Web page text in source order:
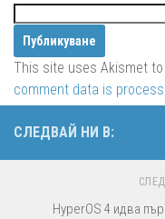
This site uses Akismet
comment data is
СЛЕДВАЙ НИ В:
HyperOS 4 идва